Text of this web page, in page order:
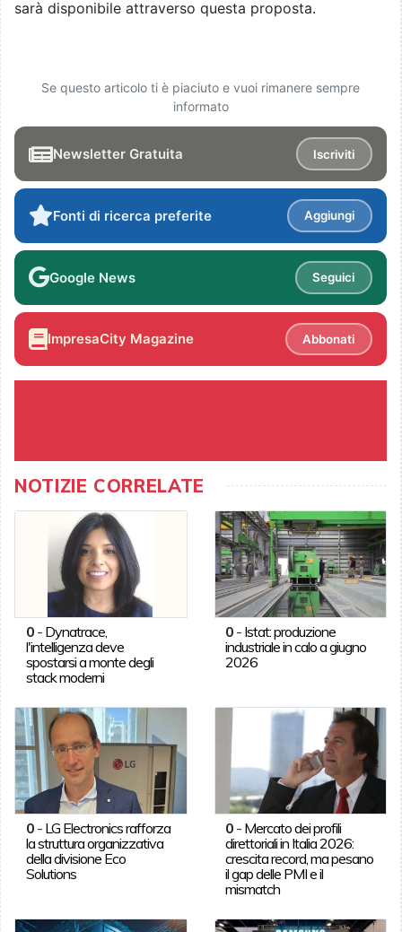
sarà disponibile attraverso questa proposta.
Se questo articolo ti è piaciuto e vuoi rimanere sempre
informato
Newsletter Gratuita Iscriviti
Fonti di ricerca preferite Aggiungi
Google News Seguici
ImpresaCity Magazine Abbonati
NOTIZIE CORRELATE
0- Dynatrace,
l'intelligenza deve
spostarsi a monte degli
stack moderni
0 - Istat: produzione
industriale in calo a giugno
2026
0- LG Electronics rafforza
la struttura organizzativa
della divisione Eco
Solutions
0 - Mercato dei profili
direttoriali in Italia 2026:
crescita record, ma pesano
il gap delle PMI e il
mismatch